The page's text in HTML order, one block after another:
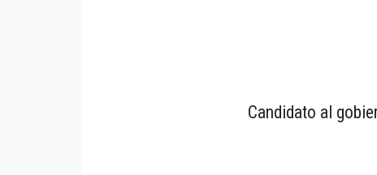
Candidato al